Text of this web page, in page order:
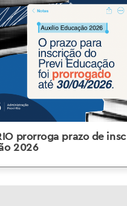
prorroga prazo de
2026